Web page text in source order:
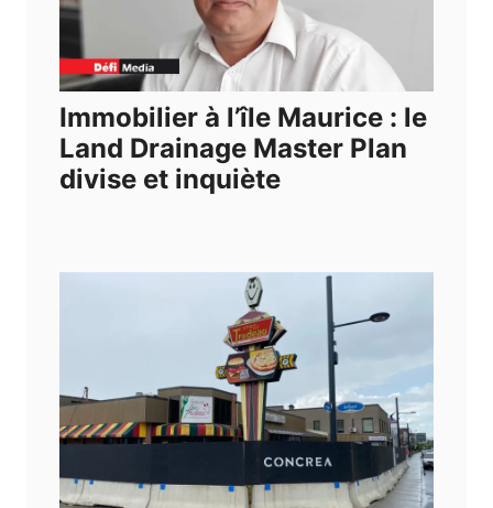
Immobilier à l’île Maurice : le
Land Drainage Master Plan
divise et inquiète